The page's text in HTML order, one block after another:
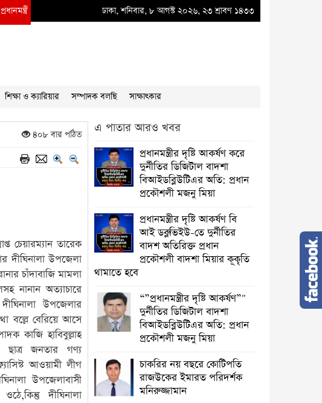
করে দুর্নীতির ডিজিটাল বাদশা বিআইডব্লিউটিএর অতি: প্রধান প্রকৌশলী মজনু মিয়া
ঢাকা, শনিবার, ৮ আগস্ট ২০২৬, ২৩ শ্রাবণ ১৪৩৩
শিক্ষা ও ক্যারিয়ার সম্পাদক বলছি সাক্ষাৎকার
৪০৮ বার পঠিত
চেয়ারম্যান তারেক
দীঘিনালা উপজেলা
চাঁদাবাজি মামলা
নানান অত্যাচারে
উপজেলার
বল্লে বেরিয়ে আসে
কাজি হাবিবুল্লাহ
ছাত্র জনতার গণ্য
আওয়ামী লীগ
উপজেলাবাসী
দীঘিনালা
এ পাতার আরও খবর
প্রধানমন্ত্রীর দৃষ্টি আকর্ষণ করে
দুর্নীতির ডিজিটাল বাদশা
বিআইডব্লিউটিএর অতি: প্রধান
প্রকৌশলী মজনু মিয়া
প্রধানমন্ত্রীর দৃষ্টি আকর্ষণ বি
আই ডব্লুভিইউ-তে দুর্নীতির
বাদশ অতিরিক্ত প্রধান
প্রকৌশলী বাদশা মিয়ার কূকৃতি
থামাতে হবে
“”প্রধানমন্ত্রীর দৃষ্টি আকর্ষণ”"
দুর্নীতির ডিজিটাল বাদশা
বিআইডব্লিউটিএর অতি: প্রধান
প্রকৌশলী মজনু মিয়া
চাকরির নয় বছরে কোটিপতি
রাজউকের ইমারত পরিদর্শক
মনিরুজ্জামান